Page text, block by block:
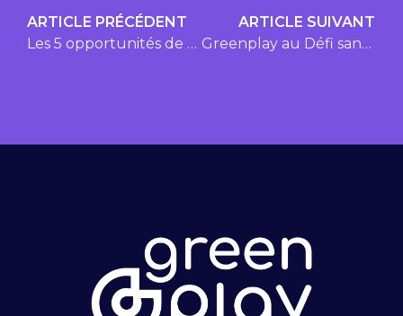
ARTICLE PRÉCÉDENT
Les 5 opportunités de mobilité durable en 2021
ARTICLE SUIVANT
Greenplay au Défi sans auto solo 2025